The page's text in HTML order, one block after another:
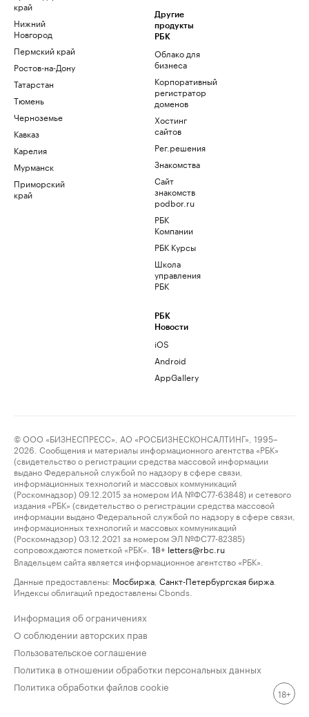
край
Нижний
Новгород
Пермский край
Ростов-на-Дону
Татарстан
Тюмень
Черноземье
Кавказ
Карелия
Мурманск
Приморский
край
Другие
продукты
РБК
Облако для
бизнеса
Корпоративный
регистратор
доменов
Хостинг
сайтов
Рег.решения
Знакомства
Сайт
знакомств
podbor.ru
РБК
Компании
РБК Курсы
Школа
управления
РБК
РБК
Новости
iOS
Android
AppGallery
© ООО «БИЗНЕСПРЕСС», АО «РОСБИЗНЕСКОНСАЛТИНГ», 1995–
2026. Сообщения и материалы информационного агентства «РБК»
(свидетельство о регистрации средства массовой информации
выдано Федеральной службой по надзору в сфере связи,
информационных технологий и массовых коммуникаций
(Роскомнадзор) 09.12.2015 за номером ИА №ФС77-63848) и сетевого
издания «РБК» (свидетельство о регистрации средства массовой
информации выдано Федеральной службой по надзору в сфере связи,
информационных технологий и массовых коммуникаций
(Роскомнадзор) 03.12.2021 за номером ЭЛ №ФС77-82385)
сопровождаются пометкой «РБК».
18+ letters@rbc.ru
Владельцем сайта является информационное агентство «РБК».
Данные предоставлены: Мосбиржа Санкт-Петербургская биржа
Индексы облигаций предоставлены Cbonds.
Информация об ограничениях
О соблюдении авторских прав
Пользовательское соглашение
Политика в отношении обработки персональных данных
Политика обработки файлов cookie
18+